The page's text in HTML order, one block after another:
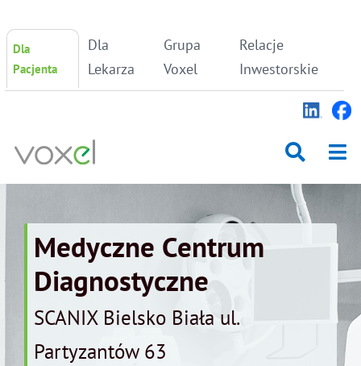
Skip
content
Dla
Pacjenta
Dla
Lekarza
Grupa
Voxel
Relacje
Inwestorskie
Medyczne Centrum
Diagnostyczne
SCANIX Bielsko Biała ul.
Partyzantów 63